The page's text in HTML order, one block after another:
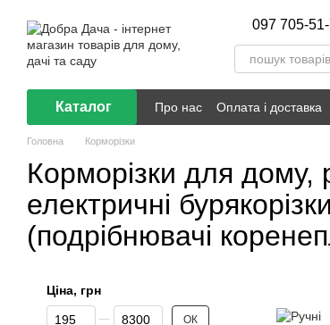
097 705-
Каталог Про нас Оплата і доставка
Головна Корморізки
Корморізки для дому,
електричні бурякорізки
(подрібнювачі
Ціна, грн
Від Ціна, грн
До Ціна, грн ОК